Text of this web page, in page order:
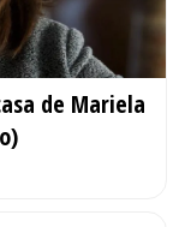
de Mariela